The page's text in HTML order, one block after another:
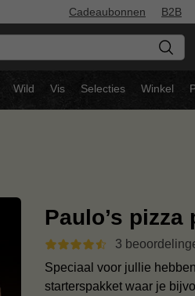
Cadeaubonnen B2B
Wild Vis Selecties Winkel
Paulo’s pizza
3
Speciaal voor jullie
starterspakket waar je